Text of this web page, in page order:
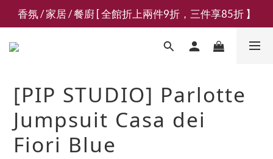
新會員募集現領抵用千元購物金
香氛 / 家居 / 餐廚 [ 全館折上兩件9折，三件享85折 】
新會員募集現領抵用千元購物金
[PIP STUDIO] Parlotte
Jumpsuit Casa dei
Fiori Blue